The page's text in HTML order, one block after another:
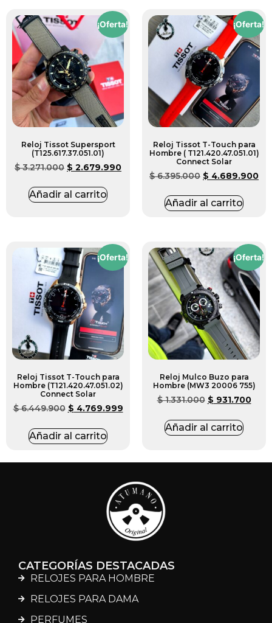
¡Oferta!
Reloj Tissot Supersport
(T125.617.37.051.01)
$3.271.000 $ 2.679.990
Añadir al carrito
¡Oferta!
Reloj Tissot T-Touch para
Hombre ( T121.420.47.051.01)
Connect Solar
$6.395.000 $ 4.689.900
Añadir al carrito
¡Oferta!
Reloj Tissot T-Touch para
Hombre (T121.420.47.051.02)
Connect Solar
$6.449.900 $ 4.769.999
Añadir al carrito
¡Oferta!
Reloj Mulco Buzo para
Hombre (MW3 20006 755)
$1.331.000 $ 931.700
Añadir al carrito
CATEGORÍAS DESTACADAS
RELOJES PARA HOMBRE
RELOJES PARA DAMA
PERFUMES